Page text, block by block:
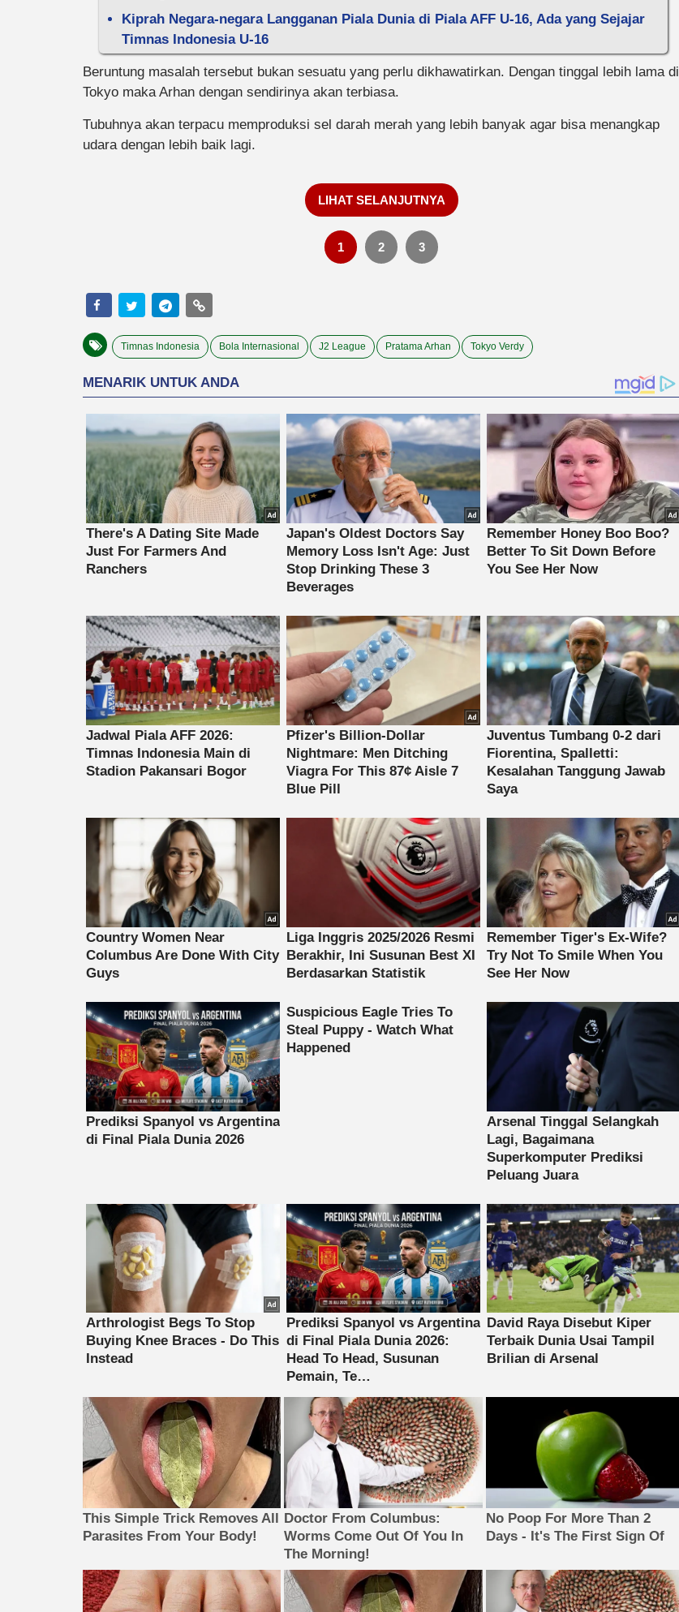
Kiprah Negara-negara Langganan Piala Dunia di Piala AFF U-16, Ada yang Sejajar
Timnas Indonesia U-16
Beruntung masalah tersebut bukan sesuatu yang perlu dikhawatirkan. Dengan tinggal lebih lama di
Tokyo maka Arhan dengan sendirinya akan terbiasa.
Tubuhnya akan terpacu memproduksi sel darah merah yang lebih banyak agar bisa menangkap
udara dengan lebih baik lagi.
LIHAT SELANJUTNYA
1 2 3
Timnas Indonesia Bola Internasional J2 League Pratama Arhan Tokyo Verdy
This Simple Trick Removes All
Parasites From Your Body!
Doctor From Columbus:
Worms Come Out Of You In
The Morning!
No Poop For More Than 2
Days - It's The First Sign Of